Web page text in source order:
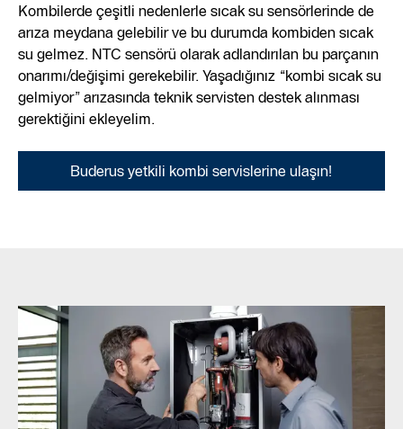
Kombilerde çeşitli nedenlerle sıcak su sensörlerinde de
arıza meydana gelebilir ve bu durumda kombiden sıcak
su gelmez. NTC sensörü olarak adlandırılan bu parçanın
onarımı/değişimi gerekebilir. Yaşadığınız “kombi sıcak su
gelmiyor” arızasında teknik servisten destek alınması
gerektiğini ekleyelim.
Buderus yetkili kombi servislerine ulaşın!